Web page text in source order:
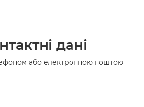
дані
або електронною поштою